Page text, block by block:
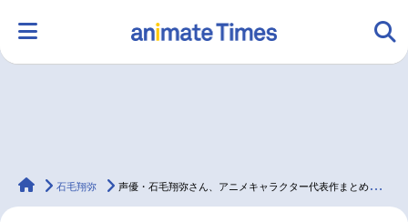
ラジオ みんなの声 グッズ 映画
animateTimes
石毛翔弥 声優・石毛翔弥さん、アニメキャラクター代表作まとめ（2024年版）